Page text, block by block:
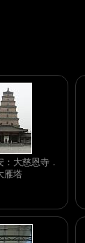
：大慈恩寺．
雁塔